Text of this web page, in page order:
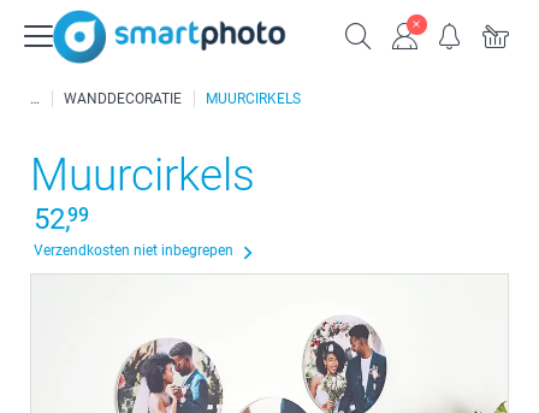
WANDDECORATIE MUURCIRKELS
Muurcirkels
52,99
Verzendkosten niet inbegrepen